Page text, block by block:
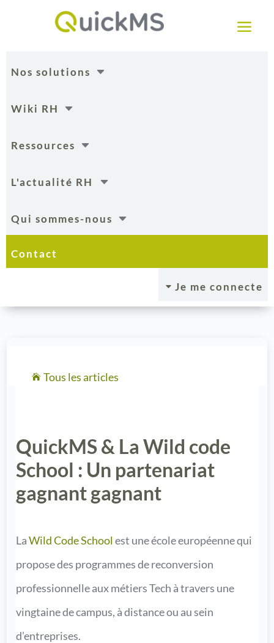
a
C
Nos solutions
C
Wiki RH
C
Ressources
C
L'actualité RH
C
Qui sommes-nous
Contact
C Je me connecte
 Tous les articles
QuickMS & La Wild code
School : Un partenariat
gagnant gagnant
LaWild Code Schoolest une école européenne qui
propose des programmes de reconversion
professionnelle aux métiers Tech à travers une
vingtaine de campus, à distance ou au sein
d’entreprises.